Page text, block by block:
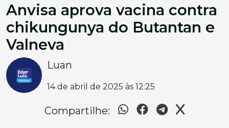
Anvisa aprova vacina contra
chikungunya do Butantan e
Valneva
Luan
14 de abril de 2025 às 12:25
Compartilhe: